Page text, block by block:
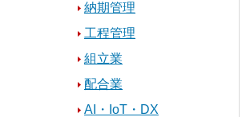
納期管理
工程管理
組立業
配合業
AI・IoT・DX